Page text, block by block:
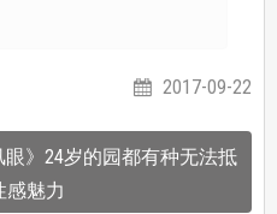
2017-09-22
眼》24岁的园都有种无法抵
感魅力